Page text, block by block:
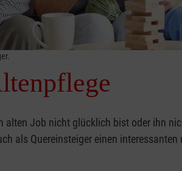
alten Job nicht glücklich bist oder ihn
als Quereinsteiger einen interessanten